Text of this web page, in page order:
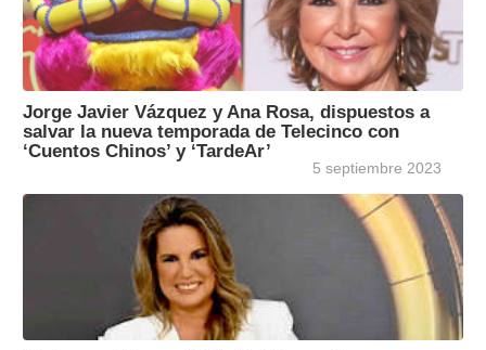
Jorge Javier Vázquez y Ana Rosa, dispuestos a
salvar la nueva temporada de Telecinco con
‘Cuentos Chinos’ y ‘TardeAr’
5 septiembre 2023